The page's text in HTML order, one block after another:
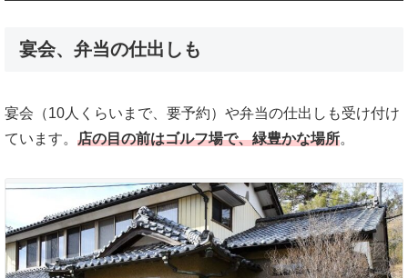
宴会、弁当の仕出しも
宴会（10人くらいまで、要予約）や弁当の仕出しも受け付け
ています。 店の目の前はゴルフ場で、緑豊かな場所。